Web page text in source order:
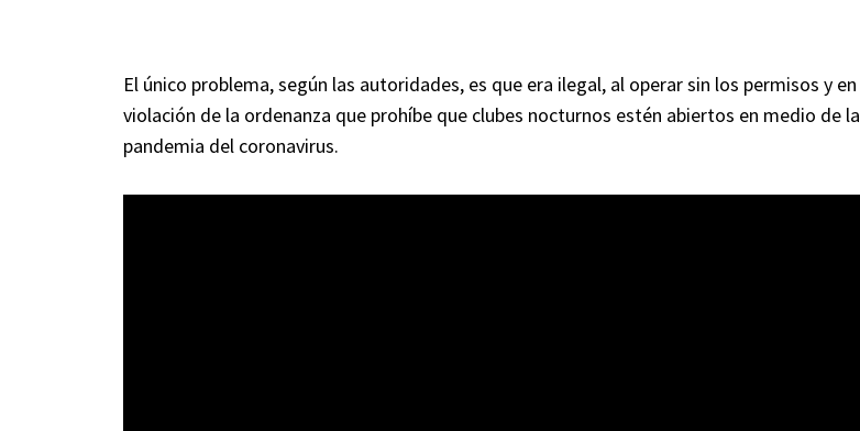
El único problema, según las autoridades, es que era ilegal, al operar sin los permisos y en
violación de la ordenanza que prohíbe que clubes nocturnos estén abiertos en medio de la
pandemia del coronavirus.